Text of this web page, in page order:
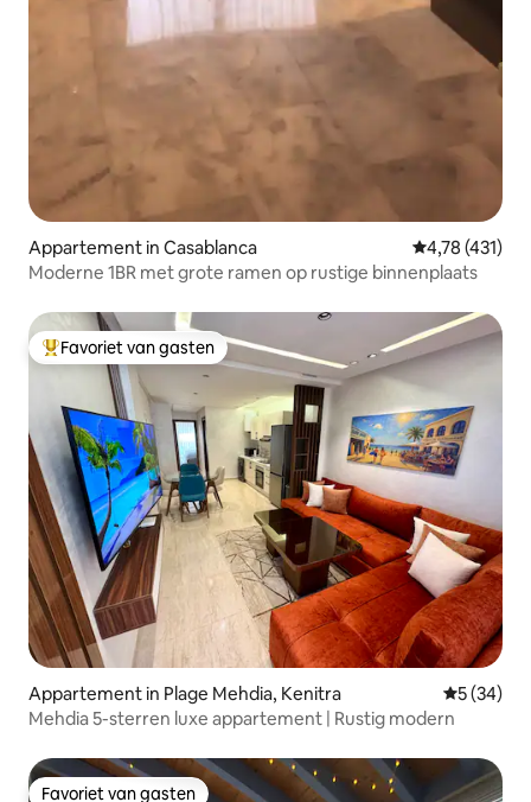
Appartement in Casablanca Gemiddelde
4,78 (431)
Moderne 1BR met grote ramen op rustige binnenplaats
Topfavoriet van gasten
Favoriet van gasten
Appartement in Plage Mehdia, Kenitra
5 (34)
Mehdia 5-sterren luxe appartement | Rustig modern
Favoriet van gasten